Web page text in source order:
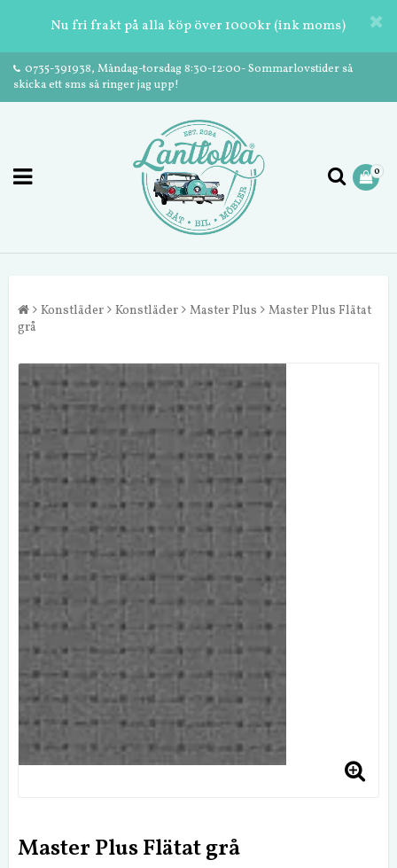
Nu fri frakt på alla köp över 1000kr (ink moms)
0735-391938, Måndag-torsdag 8:30-12:00- Sommarlovstider så
skicka ett sms så ringer jag upp!
0
Konstläder Konstläder Master Plus
Master Plus Flätat
grå
Master Plus Flätat grå